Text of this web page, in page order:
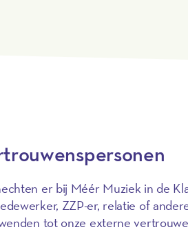
er bij Méér Muziek in de
ZZP-er, relatie of
tot onze externe